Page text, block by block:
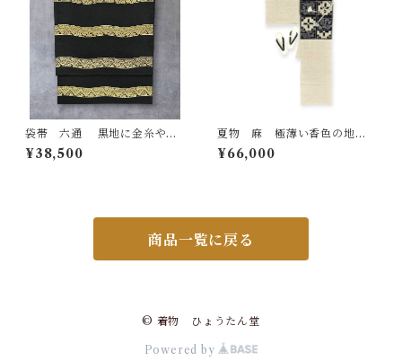
袋帯 六通 黒地に金糸や
箔 波状の横段文様 長さ432
㎝ Q6867
¥38,500
夏物 麻 極薄い香色の地
檳榔子染色の繊細な十字絣
裄丈 67㎝ K3960
¥66,000
商品一覧に戻る
© 着物 ひょうたん堂
Powered by